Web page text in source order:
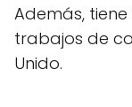
Además, tiene
trabajos de
Unido.